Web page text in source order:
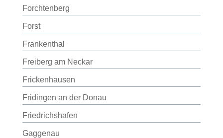
Forchtenberg
Forst
Frankenthal
Freiberg am Neckar
Frickenhausen
Fridingen an der Donau
Friedrichshafen
Gaggenau